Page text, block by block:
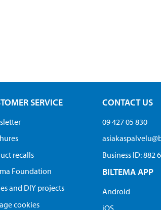
SERVICE
recalls
Foundation
and DIY projects
cookies
CONTACT US
09 427 05 830
Business ID:​ 882
BILTEMA APP
Android